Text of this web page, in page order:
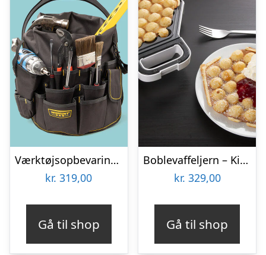
Værktøjsopbevaring til spand
kr. 319,00
Gå til shop
Boblevaffeljern – KitchPro
kr. 329,00
Gå til shop